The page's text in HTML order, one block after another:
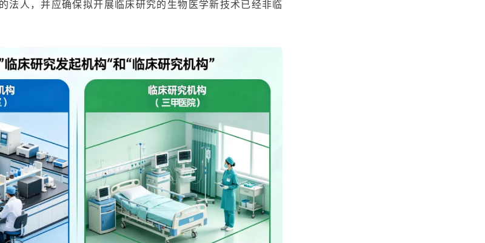
法人，并应确保拟开展临床研究的生物医学新技术已经非临